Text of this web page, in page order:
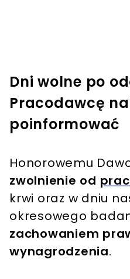
Dni wolne po
Pracodawcę
poinformować
Honorowemu
zwolnienie od
krwi oraz w dniu
okresowego
zachowaniem
wynagrodzenia.